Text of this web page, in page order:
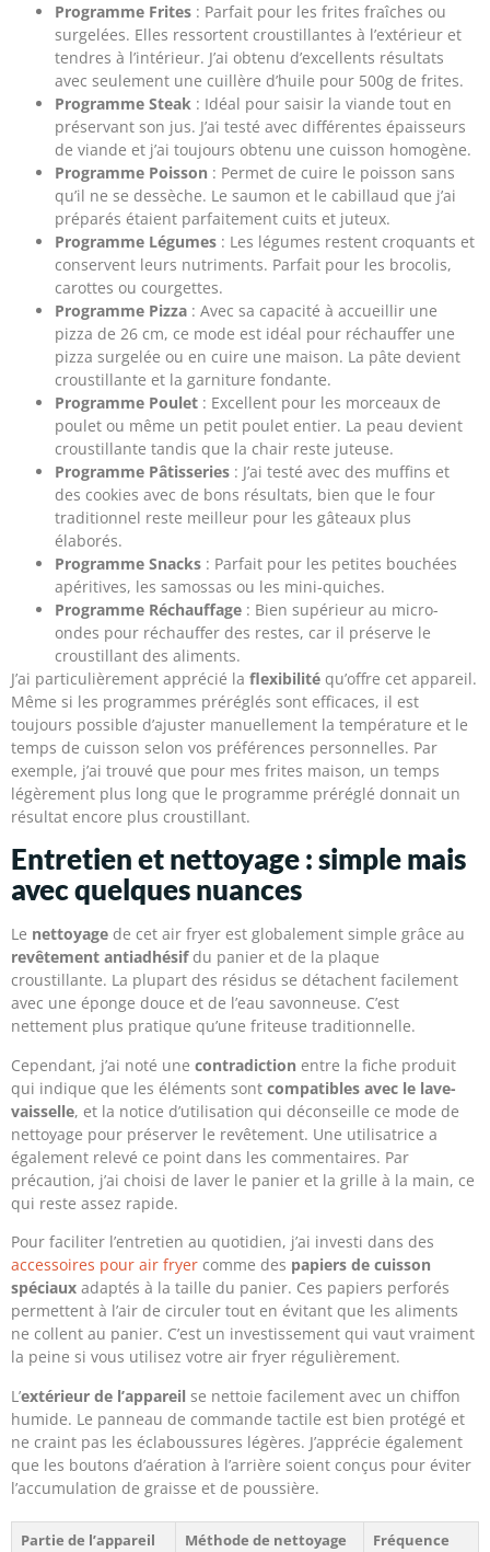
Programme Frites : Parfait pour les frites fraîches ou
surgelées. Elles ressortent croustillantes à l’extérieur et
tendres à l’intérieur. J’ai obtenu d’excellents résultats
avec seulement une cuillère d’huile pour 500g de frites.
Programme Steak : Idéal pour saisir la viande tout en
préservant son jus. J’ai testé avec différentes épaisseurs
de viande et j’ai toujours obtenu une cuisson homogène.
Programme Poisson : Permet de cuire le poisson sans
qu’il ne se dessèche. Le saumon et le cabillaud que j’ai
préparés étaient parfaitement cuits et juteux.
Programme Légumes : Les légumes restent croquants et
conservent leurs nutriments. Parfait pour les brocolis,
carottes ou courgettes.
Programme Pizza : Avec sa capacité à accueillir une
pizza de 26 cm, ce mode est idéal pour réchauffer une
pizza surgelée ou en cuire une maison. La pâte devient
croustillante et la garniture fondante.
Programme Poulet : Excellent pour les morceaux de
poulet ou même un petit poulet entier. La peau devient
croustillante tandis que la chair reste juteuse.
Programme Pâtisseries : J’ai testé avec des muffins et
des cookies avec de bons résultats, bien que le four
traditionnel reste meilleur pour les gâteaux plus
élaborés.
Programme Snacks : Parfait pour les petites bouchées
apéritives, les samossas ou les mini-quiches.
Programme Réchauffage : Bien supérieur au micro-
ondes pour réchauffer des restes, car il préserve le
croustillant des aliments.
J’ai particulièrement apprécié la flexibilité qu’offre cet appareil.
Même si les programmes préréglés sont efficaces, il est
toujours possible d’ajuster manuellement la température et le
temps de cuisson selon vos préférences personnelles. Par
exemple, j’ai trouvé que pour mes frites maison, un temps
légèrement plus long que le programme préréglé donnait un
résultat encore plus croustillant.
Entretien et nettoyage : simple mais
avec quelques nuances
Le nettoyage de cet air fryer est globalement simple grâce au
revêtement antiadhésifdu panier et de la plaque
croustillante. La plupart des résidus se détachent facilement
avec une éponge douce et de l’eau savonneuse. C’est
nettement plus pratique qu’une friteuse traditionnelle.
Cependant, j’ai noté une contradiction entre la fiche produit
qui indique que les éléments sont compatibles avec le lave-
vaisselle, et la notice d’utilisation qui déconseille ce mode de
nettoyage pour préserver le revêtement. Une utilisatrice a
également relevé ce point dans les commentaires. Par
précaution, j’ai choisi de laver le panier et la grille à la main, ce
qui reste assez rapide.
Pour faciliter l’entretien au quotidien, j’ai investi dans des
accessoires pour air fryer comme des papiers de cuisson
spéciaux adaptés à la taille du panier. Ces papiers perforés
permettent à l’air de circuler tout en évitant que les aliments
ne collent au panier. C’est un investissement qui vaut vraiment
la peine si vous utilisez votre air fryer régulièrement.
L’extérieur de l’appareil se nettoie facilement avec un chiffon
humide. Le panneau de commande tactile est bien protégé et
ne craint pas les éclaboussures légères. J’apprécie également
que les boutons d’aération à l’arrière soient conçus pour éviter
l’accumulation de graisse et de poussière.
Partie de l’appareil
Méthode de nettoyage
Fréquence